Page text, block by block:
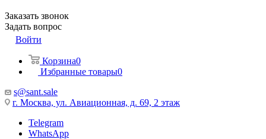
Заказать звонок
Задать вопрос
Войти
Корзина0
Избранные товары0
s@sant.sale
г. Москва, ул. Авиационная, д. 69, 2 этаж
Telegram
WhatsApp